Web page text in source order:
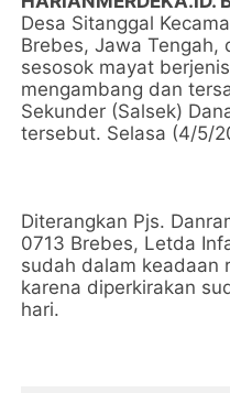
Desa Sitanggal
Brebes, Jawa Tengah,
sesosok mayat
mengambang dan
Sekunder (Salsek)
tersebut. Selasa (4/5/
Diterangkan Pjs.
0713 Brebes, Letda
sudah dalam keadaan
karena diperkirakan
hari.